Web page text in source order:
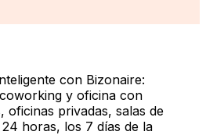
con Bizonaire:
y oficina con
oficinas privadas, salas de
horas, los 7 días de la